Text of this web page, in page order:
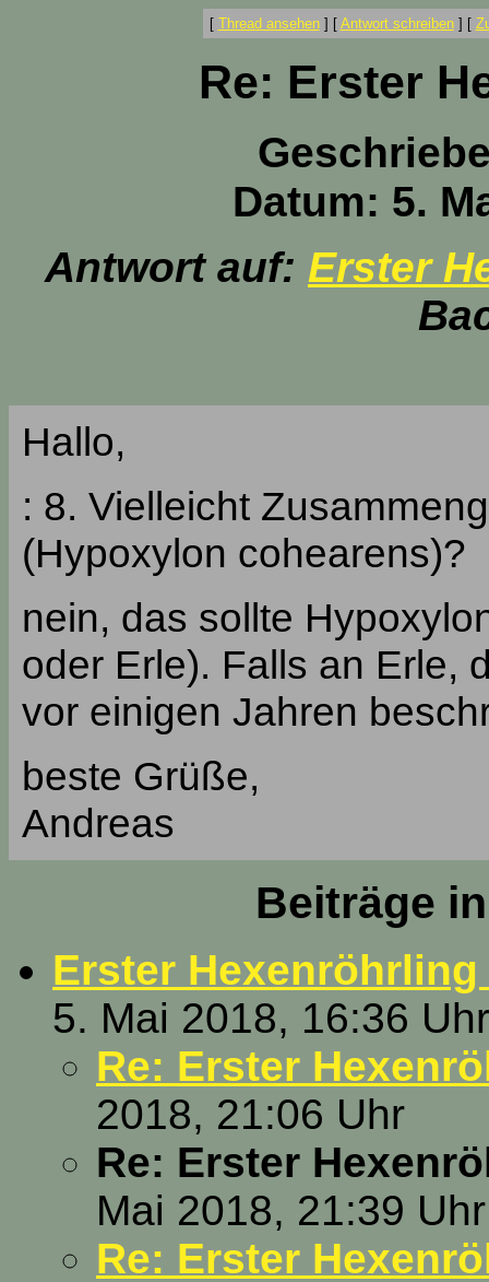
[ Thread ansehen] [ Antwort schreiben] [
Re: Erster
Datum: 5.
Antwort auf: Erster
Hallo,
: 8. Vielleicht
(Hypoxylon cohearens)?
nein, das sollte
oder Erle). Falls an Erle,
vor einigen Jahren
beste Grüße,
Andreas
Beiträge
Erster Hexenröhrling
5. Mai 2018, 16:36 Uhr
Re: Erster
2018, 21:06 Uhr
Re: Erster
Mai 2018, 21:39 Uhr
Re: Erster